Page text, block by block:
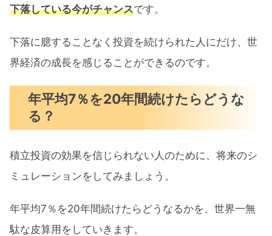
下落している今がチャンスです。
下落に臆することなく投資を続けられた人にだけ、世
界経済の成長を感じることができるのです。
年平均7％を20年間続けたらどうな
る？
積立投資の効果を信じられない人のために、将来のシ
ミュレーションをしてみましょう。
年平均7％を20年間続けたらどうなるかを、世界一無
駄な皮算用をしていきます。